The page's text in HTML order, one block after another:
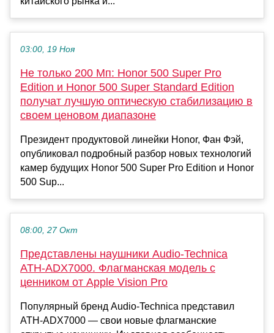
03:00, 19 Ноя
Не только 200 Мп: Honor 500 Super Pro
Edition и Honor 500 Super Standard Edition
получат лучшую оптическую стабилизацию в
своем ценовом диапазоне
Президент продуктовой линейки Honor, Фан Фэй,
опубликовал подробный разбор новых технологий
камер будущих Honor 500 Super Pro Edition и Honor
500 Sup...
08:00, 27 Окт
Представлены наушники Audio-Technica
ATH-ADX7000. Флагманская модель с
ценником от Apple Vision Pro
Популярный бренд Audio-Technica представил
ATH-ADX7000 — свои новые флагманские